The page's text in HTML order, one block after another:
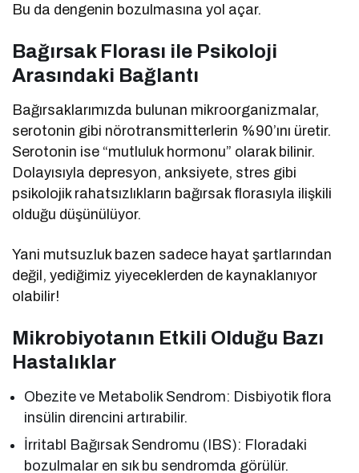
Bu da dengenin bozulmasına yol açar.
Bağırsak Florası ile Psikoloji
Arasındaki Bağlantı
Bağırsaklarımızda bulunan mikroorganizmalar,
serotonin gibi nörotransmitterlerin %90’ını üretir.
Serotonin ise “mutluluk hormonu” olarak bilinir.
Dolayısıyla depresyon, anksiyete, stres gibi
psikolojik rahatsızlıkların bağırsak florasıyla ilişkili
olduğu düşünülüyor.
Yani mutsuzluk bazen sadece hayat şartlarından
değil, yediğimiz yiyeceklerden de kaynaklanıyor
olabilir!
Mikrobiyotanın Etkili Olduğu Bazı
Hastalıklar
Obezite ve Metabolik Sendrom: Disbiyotik flora
insülin direncini artırabilir.
İrritabl Bağırsak Sendromu (IBS): Floradaki
bozulmalar en sık bu sendromda görülür.